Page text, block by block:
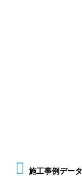
施工事例データ